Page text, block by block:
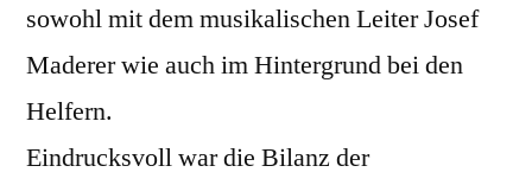
sowohl mit dem musikalischen Leiter Josef
Maderer wie auch im Hintergrund bei den
Helfern.
Eindrucksvoll war die Bilanz der